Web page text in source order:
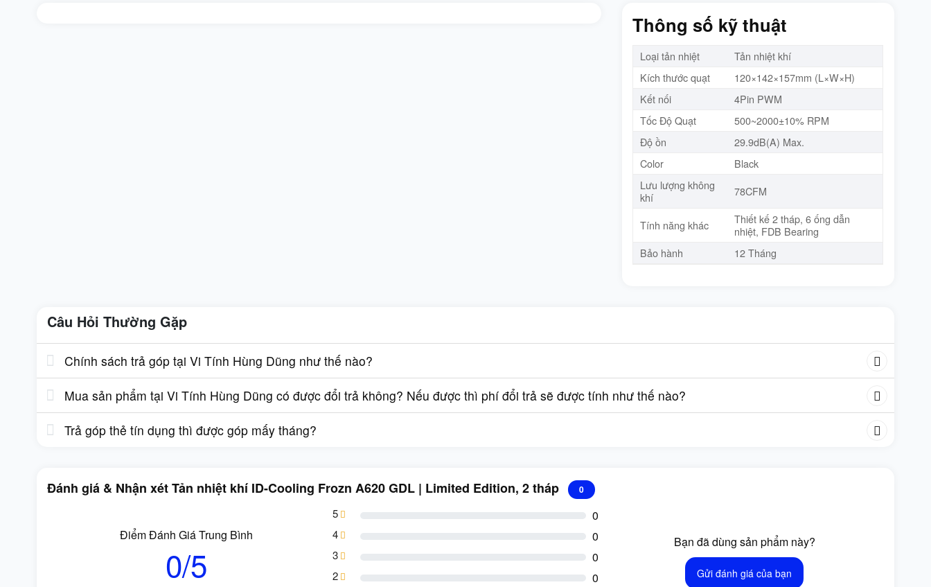
Thông số kỹ thuật
Loại tản nhiệt
Tản nhiệt khí
Kích thước quạt
120×142×157mm (L×W×H)
Kết nối
4Pin PWM
Tốc Độ Quạt
500~2000±10% RPM
Độ ồn
29.9dB(A) Max.
Color
Black
Lưu lượng không
khí
78CFM
Tính năng khác
Thiết kế 2 tháp, 6 ống dẫn
nhiệt, FDB Bearing
Bảo hành
12 Tháng
Câu Hỏi Thường Gặp
Chính sách trả góp tại Vi Tính Hùng Dũng như thế nào?
Mua sản phẩm tại Vi Tính Hùng Dũng có được đổi trả không? Nếu được thì phí đổi trả sẽ được tính như thế nào?
Trả góp thẻ tín dụng thì được góp mấy tháng?
Đánh giá & Nhận xét Tản nhiệt khí ID-Cooling Frozn A620 GDL | Limited Edition, 2 tháp 0
Điểm Đánh Giá Trung Bình
0/5
5 0
4 0
3 0
2 0
Bạn đã dùng sản phẩm này?
Gửi đánh giá của bạn